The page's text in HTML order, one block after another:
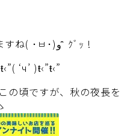
芸術の秋?などなど沢山ありますね( ･ㅂ･)و ̑̑ ｸﾞｯ !
‘ч’ )ŧ‹”ŧ‹”
の頃ですが、秋の夜長を